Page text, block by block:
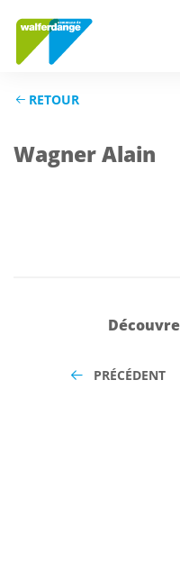
RETOUR
Wagner Alain
PRÉCÉDENT